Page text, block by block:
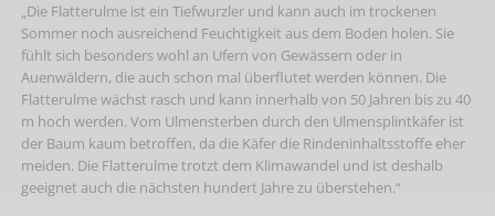
„Die Flatterulme ist ein Tiefwurzler und kann auch im trockenen
Sommer noch ausreichend Feuchtigkeit aus dem Boden holen. Sie
fühlt sich besonders wohl an Ufern von Gewässern oder in
Auenwäldern, die auch schon mal überflutet werden können. Die
Flatterulme wächst rasch und kann innerhalb von 50 Jahren bis zu 40
m hoch werden. Vom Ulmensterben durch den Ulmensplintkäfer ist
der Baum kaum betroffen, da die Käfer die Rindeninhaltsstoffe eher
meiden. Die Flatterulme trotzt dem Klimawandel und ist deshalb
geeignet auch die nächsten hundert Jahre zu überstehen.“